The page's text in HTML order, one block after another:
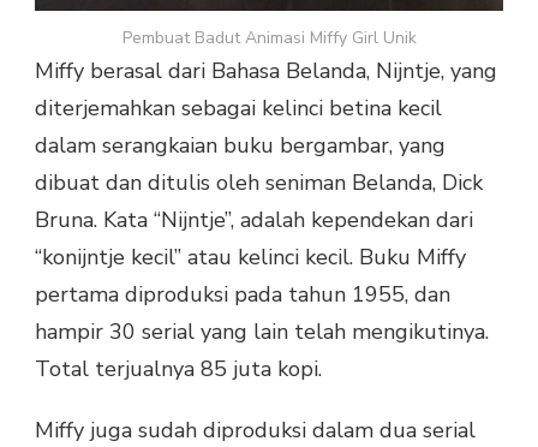
Pembuat Badut Animasi Miffy Girl Unik
Miffy berasal dari Bahasa Belanda, Nijntje, yang
diterjemahkan sebagai kelinci betina kecil
dalam serangkaian buku bergambar, yang
dibuat dan ditulis oleh seniman Belanda, Dick
Bruna. Kata “Nijntje”, adalah kependekan dari
“konijntje kecil” atau kelinci kecil. Buku Miffy
pertama diproduksi pada tahun 1955, dan
hampir 30 serial yang lain telah mengikutinya.
Total terjualnya 85 juta kopi.
Miffy juga sudah diproduksi dalam dua serial